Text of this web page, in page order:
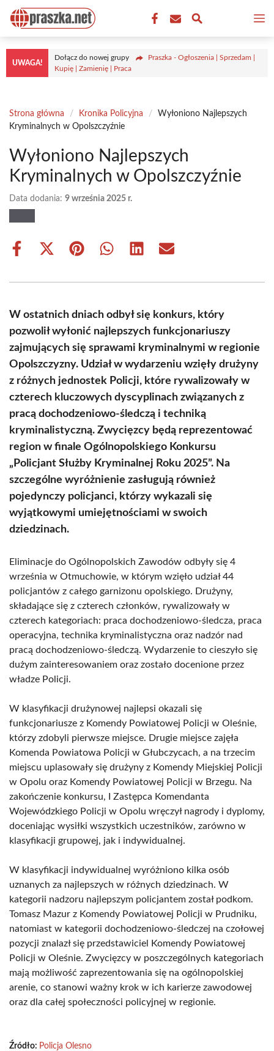
Przejdź
treści
UWAGA!
Dołącz do nowej grupy
Praszka - Ogłoszenia | Sprzedam |
Kupię | Zamienię | Praca
Strona główna / Kronika Policyjna /
Wyłoniono Najlepszych
Kryminalnych w Opolszczyźnie
Wyłoniono Najlepszych
Kryminalnych w Opolszczyźnie
Data dodania: 9 września 2025 r.
Share
Share
(Twitter)
Share Share Share Share
W ostatnich dniach odbył się konkurs, który
pozwolił wyłonić najlepszych funkcjonariuszy
zajmujących się sprawami kryminalnymi w regionie
Opolszczyzny. Udział w wydarzeniu wzięły drużyny
z różnych jednostek Policji, które rywalizowały w
czterech kluczowych dyscyplinach związanych z
pracą dochodzeniowo-śledczą i techniką
kryminalistyczną. Zwycięzcy będą reprezentować
region w finale Ogólnopolskiego Konkursu
„Policjant Służby Kryminalnej Roku 2025”. Na
szczególne wyróżnienie zasługują również
pojedynczy policjanci, którzy wykazali się
wyjątkowymi umiejętnościami w swoich
dziedzinach.
Eliminacje do Ogólnopolskich Zawodów odbyły się 4
września w Otmuchowie, w którym wzięło udział 44
policjantów z całego garnizonu opolskiego. Drużyny,
składające się z czterech członków, rywalizowały w
czterech kategoriach: praca dochodzeniowo-śledcza, praca
operacyjna, technika kryminalistyczna oraz nadzór nad
pracą dochodzeniowo-śledczą. Wydarzenie to cieszyło się
dużym zainteresowaniem oraz zostało docenione przez
władze Policji.
W klasyfikacji drużynowej najlepsi okazali się
funkcjonariusze z Komendy Powiatowej Policji w Oleśnie,
którzy zdobyli pierwsze miejsce. Drugie miejsce zajęła
Komenda Powiatowa Policji w Głubczycach, a na trzecim
miejscu uplasowały się drużyny z Komendy Miejskiej Policji
w Opolu oraz Komendy Powiatowej Policji w Brzegu. Na
zakończenie konkursu, I Zastępca Komendanta
Wojewódzkiego Policji w Opolu wręczył nagrody i dyplomy,
doceniając wysiłki wszystkich uczestników, zarówno w
klasyfikacji grupowej, jak i indywidualnej.
W klasyfikacji indywidualnej wyróżniono kilka osób
uznanych za najlepszych w różnych dziedzinach. W
kategorii nadzoru najlepszym policjantem został podkom.
Tomasz Mazur z Komendy Powiatowej Policji w Prudniku,
natomiast w kategorii dochodzeniowo-śledczej na czołowej
pozycji znalazł się przedstawiciel Komendy Powiatowej
Policji w Oleśnie. Zwycięzcy w poszczególnych kategoriach
mają możliwość zaprezentowania się na ogólnopolskiej
arenie, co stanowi ważny krok w ich karierze zawodowej
oraz dla całej społeczności policyjnej w regionie.
Źródło: Policja Olesno